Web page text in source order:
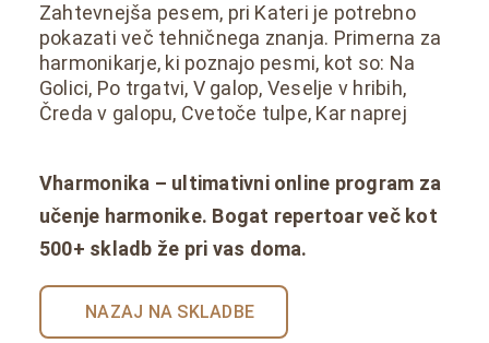
Zahtevnejša pesem, pri Kateri je potrebno
pokazati več tehničnega znanja. Primerna za
harmonikarje, ki poznajo pesmi, kot so: Na
Golici, Po trgatvi, V galop, Veselje v hribih,
Čreda v galopu, Cvetoče tulpe, Kar naprej
Vharmonika – ultimativni online program za
učenje harmonike. Bogat repertoar več kot
500+ skladb že pri vas doma.
NAZAJ NA SKLADBE